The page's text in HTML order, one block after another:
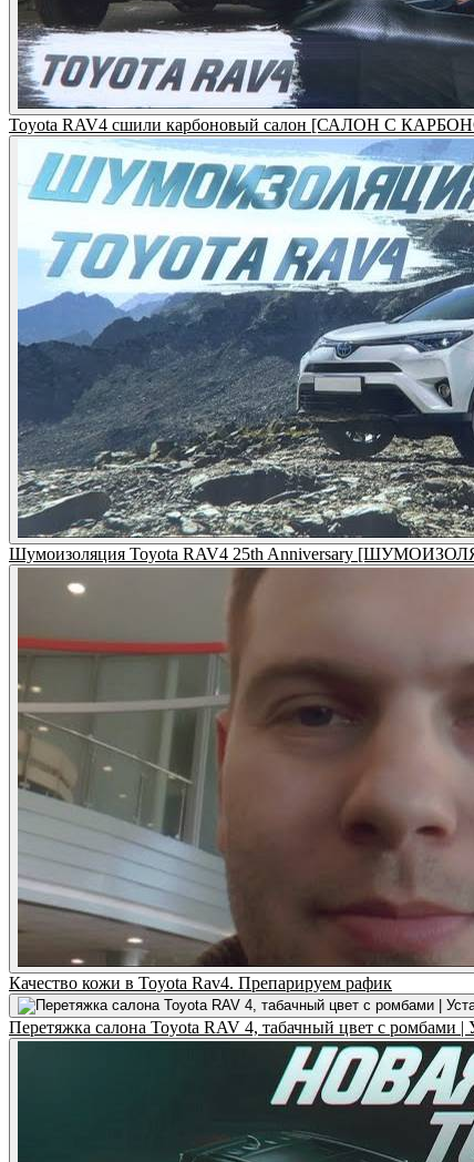
Toyota RAV4 сшили карбоновый салон [САЛОН С
Шумоизоляция Toyota RAV4 25th Anniversary
Качество кожи в Toyota Rav4. Препарируем рафик
Перетяжка салона Toyota RAV 4, табачный цвет с